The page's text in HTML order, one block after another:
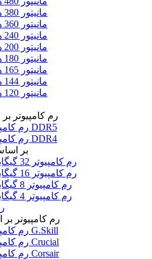
مانیتور 380 هرتز
مانیتور 360 هرتز
مانیتور 240 هرتز
مانیتور 200 هرتز
مانیتور 180 هرتز
مانیتور 165 هرتز
مانیتور 144 هرتز
مانیتور 120 هرتز
رم کامپیوتر
رم کامپیوتر DDR5
رم کامپیوتر DDR4
بر
رم کامپیوتر 32 گیگابایت
رم کامپیوتر 16 گیگابایت
رم کامپیوتر 8 گیگابایت
رم کامپیوتر 4 گیگابایت
رم کامپیوتر
رم کامپیوتر G.Skill
رم کامپیوتر Crucial
رم کامپیوتر Corsair